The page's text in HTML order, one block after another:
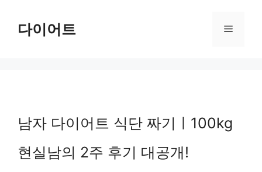
다이어트 Menu
남자 다이어트 식단 짜기ㅣ100kg
현실남의 2주 후기 대공개!